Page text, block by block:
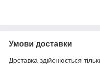
Умови доставки
Доставка здійснюється